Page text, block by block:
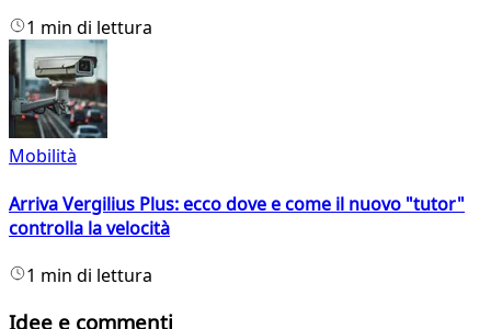
1 min di lettura
Mobilità
Arriva Vergilius Plus: ecco dove e come il nuovo "tutor"
controlla la velocità
1 min di lettura
Idee e commenti